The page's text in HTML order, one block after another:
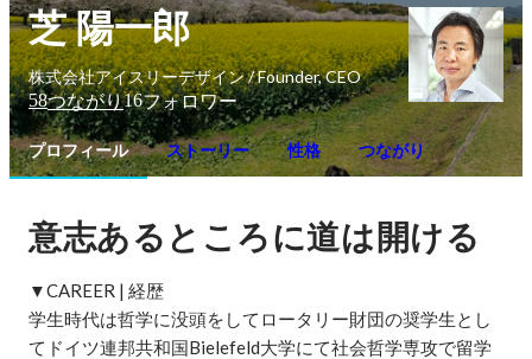
芝 陽一郎
株式会社アイスリーデザイン / Founder, CEO
58つながり16フォロワー
プロフィール ストーリー 性格 つながり
意志あるところに道は開ける
▼CAREER | 経歴
学生時代は哲学に没頭をしてロータリー財団の奨学生とし
てドイツ連邦共和国Bielefeld大学にて社会哲学専攻で留学